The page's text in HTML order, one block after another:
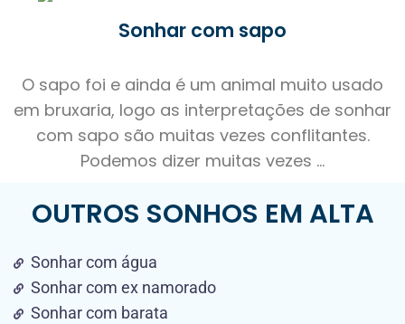
Sonhar com sapo
O sapo foi e ainda é um animal muito usado
em bruxaria, logo as interpretações de sonhar
com sapo são muitas vezes conflitantes.
Podemos dizer muitas vezes ...
OUTROS SONHOS EM ALTA
Sonhar com água
Sonhar com ex namorado
Sonhar com barata